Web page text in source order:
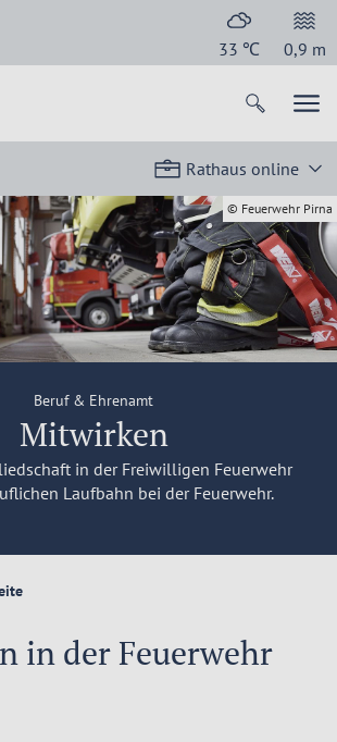
33 ℃ 0,9 m
Rathaus online
Beruf & Ehrenamt
Mitwirken
in der Freiwilligen Feuerwehr
Laufbahn bei der Feuerwehr.
© Feuerwehr Pirna
in der Feuerwehr